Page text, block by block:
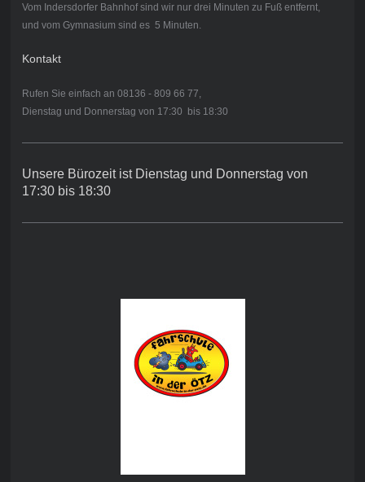
Vom Indersdorfer Bahnhof sind wir nur drei Minuten zu Fuß entfernt,
und vom Gymnasium sind es 5 Minuten.
Kontakt
Rufen Sie einfach an 08136 - 809 66 77,
Dienstag und Donnerstag von 17:30 bis 18:30
Unsere Bürozeit ist Dienstag und Donnerstag von
17:30 bis 18:30